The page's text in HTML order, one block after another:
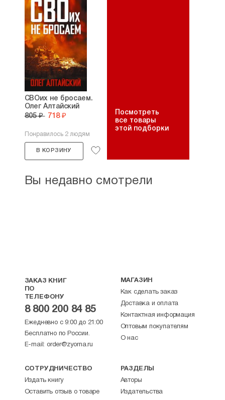
СВОих не бросаем.
Олег Алтайский
805 ₽ 718 ₽
Понравилось 2 людям
В КОРЗИНУ
Посмотреть
все товары
этой подборки
Вы недавно смотрели
ЗАКАЗ КНИГ
ПО
ТЕЛЕФОНУ
8 800 200 84 85
Ежедневно с 9:00 до 21:00
Бесплатно по России.
E-mail: order@zyorna.ru
МАГАЗИН
Как сделать заказ
Доставка и оплата
Контактная информация
Оптовым покупателям
О нас
СОТРУДНИЧЕСТВО
Издать книгу
Оставить отзыв о товаре
РАЗДЕЛЫ
Авторы
Издательства